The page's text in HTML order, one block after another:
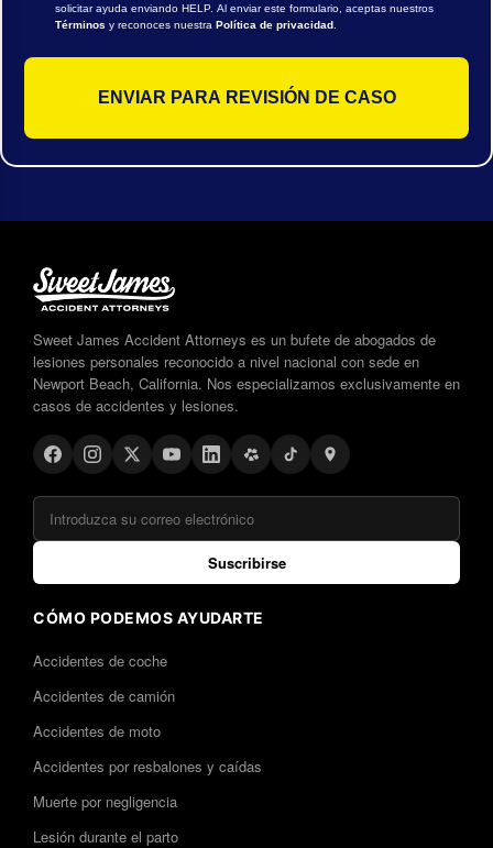
solicitar ayuda enviando HELP. Al enviar este formulario, aceptas nuestros
Términos y reconoces nuestra Política de privacidad
Sweet James Accident Attorneys es un bufete de abogados de
lesiones personales reconocido a nivel nacional con sede en
Newport Beach, California. Nos especializamos exclusivamente en
casos de accidentes y lesiones.
Suscribirse
CÓMO PODEMOS AYUDARTE
Accidentes de coche
Accidentes de camión
Accidentes de moto
Accidentes por resbalones y caídas
Muerte por negligencia
Lesión durante el parto